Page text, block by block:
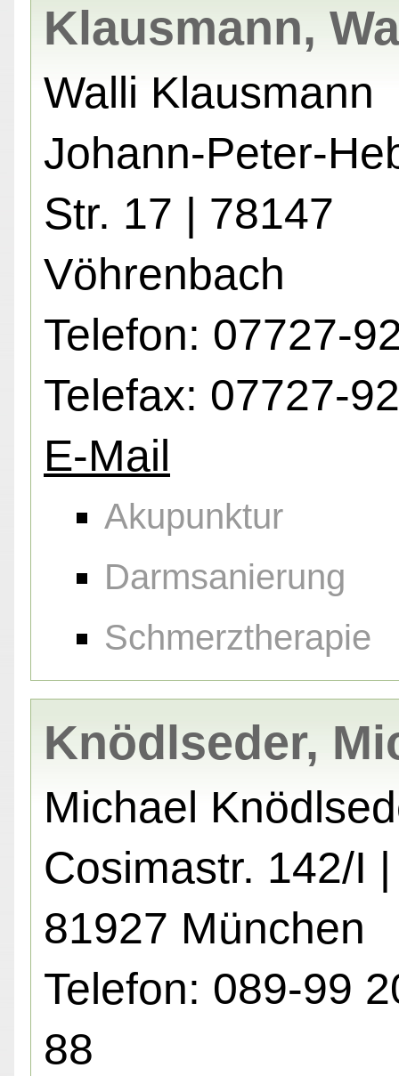
Klausmann,
Walli Klausmann
Johann-Peter-
Str. 17 | 78147
Vöhrenbach
Telefon: 07727-
Telefax: 07727-
E-Mail
Akupunktur
Darmsanierung
Schmerztherapie
Knödlseder,
Michael
Cosimastr. 142/I |
81927 München
Telefon: 089-99
88